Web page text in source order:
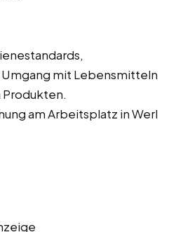
mit Lebensmitteln
am Arbeitsplatz in Werl